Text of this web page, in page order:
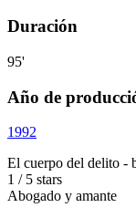
Duración
95'
Año de
1992
El cuerpo del delito -
1 / 5 stars
Abogado y amante